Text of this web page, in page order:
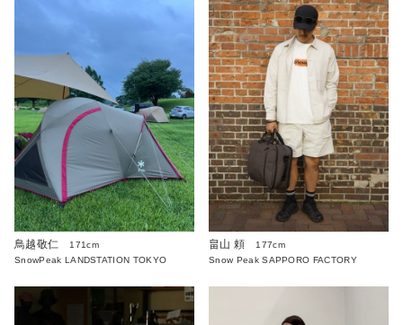
鳥越敬仁
171cm
SnowPeak LANDSTATION TOKYO
畠山 頼
177cm
Snow Peak SAPPORO FACTORY